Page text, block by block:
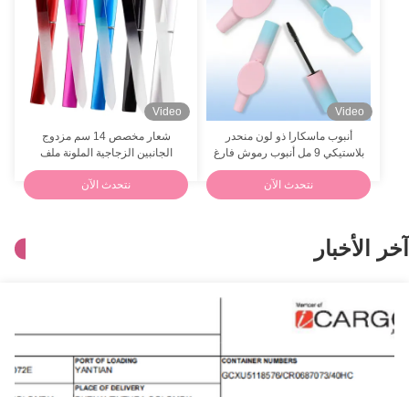
Video
أنبوب ماسكارا ذو لون منحدر
بلاستيكي 9 مل أنبوب رموش فارغ
طبقة مزدوجة
نتحدث الآن
Video
شعار مخصص 14 سم مزدوج
الجانبين الزجاجية الملونة ملف
أظافر مع غلاف وقائي
نتحدث الآن
آخر الأخبار